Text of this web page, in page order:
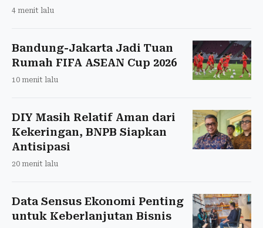
4 menit lalu
Bandung-Jakarta Jadi Tuan
Rumah FIFA ASEAN Cup 2026
10 menit lalu
DIY Masih Relatif Aman dari
Kekeringan, BNPB Siapkan
Antisipasi
20 menit lalu
Data Sensus Ekonomi Penting
untuk Keberlanjutan Bisnis